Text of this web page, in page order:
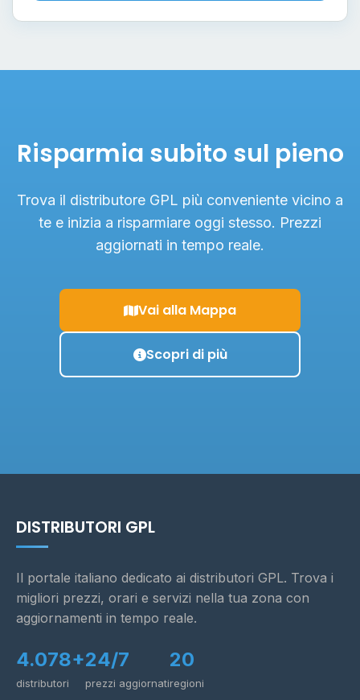
Risparmia subito sul pieno
Trova il distributore GPL più conveniente vicino a
te e inizia a risparmiare oggi stesso. Prezzi
aggiornati in tempo reale.
Vai alla Mappa
Scopri di più
DISTRIBUTORI GPL
Il portale italiano dedicato ai distributori GPL. Trova i
migliori prezzi, orari e servizi nella tua zona con
aggiornamenti in tempo reale.
4.078+
distributori
24/7
prezzi aggiornati
20
regioni